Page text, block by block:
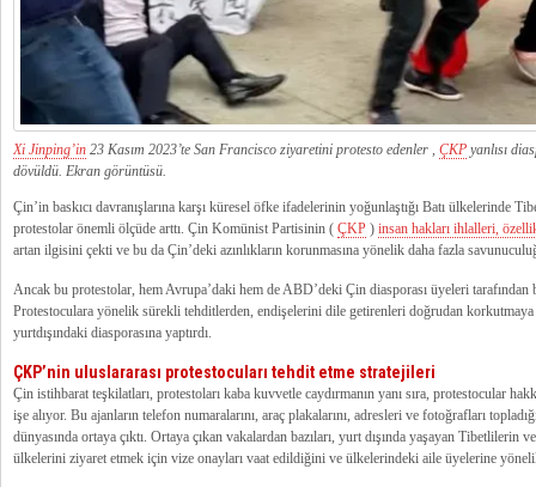
Xi Jinping’in 23 Kasım 2023’te San Francisco ziyaretini protesto edenler , ÇKP yanlısı
dövüldü. Ekran görüntüsü.
Çin’in baskıcı davranışlarına karşı küresel öfke ifadelerinin yoğunlaştığı Batı ülkelerinde
protestolar önemli ölçüde arttı. Çin Komünist Partisinin ( ÇKP ) insan hakları ihlalleri,
artan ilgisini çekti ve bu da Çin’deki azınlıkların korunmasına yönelik daha fazla
Ancak bu protestolar, hem Avrupa’daki hem de ABD’deki Çin diasporası üyeleri tarafından
Protestoculara yönelik sürekli tehditlerden, endişelerini dile getirenleri doğrudan
yurtdışındaki diasporasına yaptırdı.
ÇKP’nin uluslararası protestocuları tehdit etme stratejileri
Çin istihbarat teşkilatları, protestoları kaba kuvvetle caydırmanın yanı sıra, protestocular
işe alıyor. Bu ajanların telefon numaralarını, araç plakalarını, adresleri ve fotoğrafları
dünyasında ortaya çıktı. Ortaya çıkan vakalardan bazıları, yurt dışında yaşayan Tibetlilerin
ülkelerini ziyaret etmek için vize onayları vaat edildiğini ve ülkelerindeki aile üyelerine